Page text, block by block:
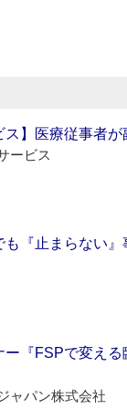
】医療従事者
ービス
も『止まらない
『FSPで変え
ャパン株式会社